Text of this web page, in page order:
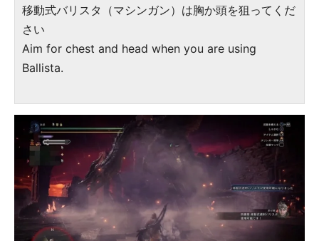
移動式バリスタ（マシンガン）は胸か頭を狙ってくだ
さい
Aim for chest and head when you are using
Ballista.